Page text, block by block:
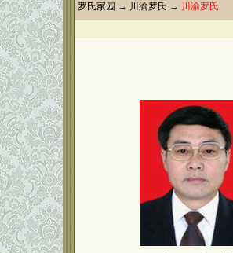
罗氏家园 → 川渝罗氏 → 川渝罗氏